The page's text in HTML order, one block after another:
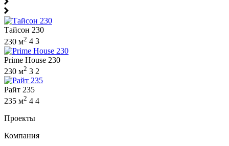
Тайсон 230
230 м2 4 3
Prime House 230
230 м2 3 2
Райт 235
235 м2 4 4
Проекты
Компания